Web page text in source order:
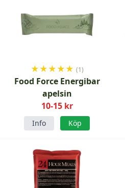
★★★★★ (1)
Food Force Energibar
apelsin
10-15 kr
Info Köp